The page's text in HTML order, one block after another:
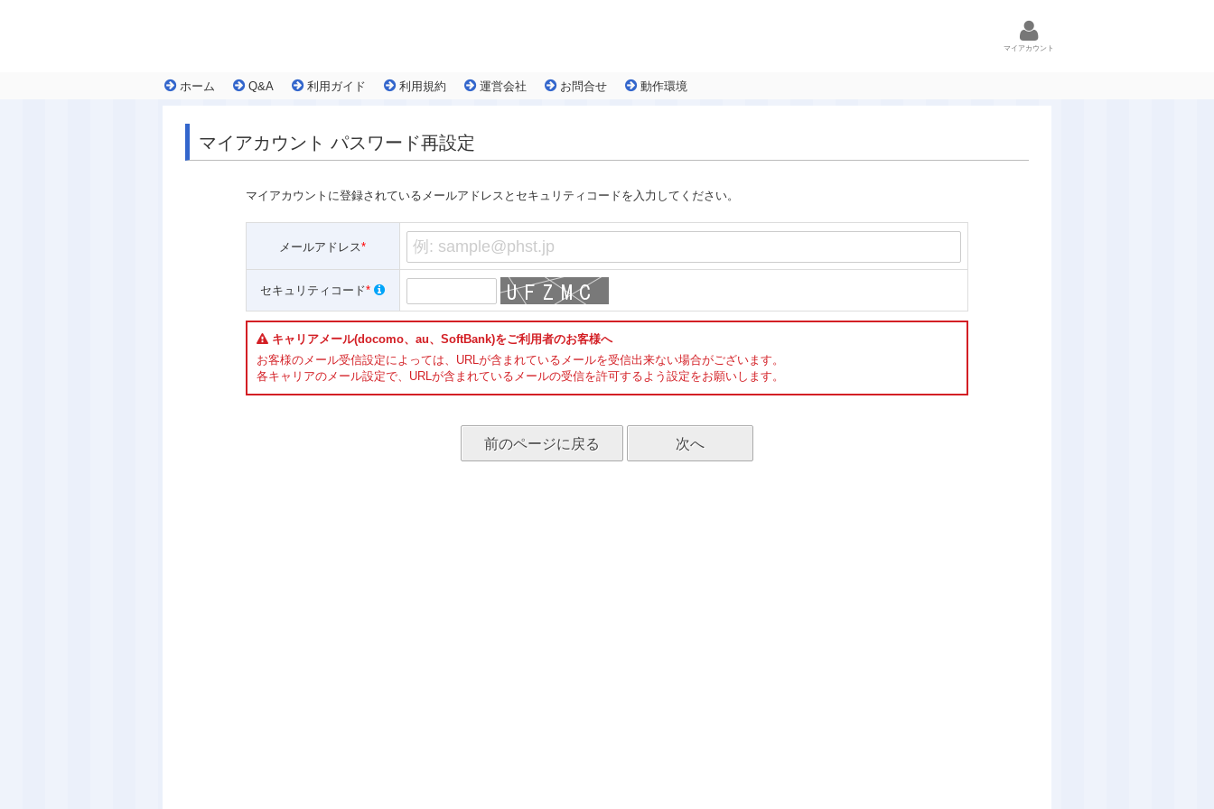
マイアカウント
ホーム Q&A 利用ガイド 利用規約 運営会社 お問合せ 動作環境
マイアカウント パスワード再設定
マイアカウントに登録されているメールアドレスとセキュリティコードを入力してください。
メールアドレス*
セキュリティコード*
キャリアメール(docomo、au、SoftBank)をご利用者のお客様へ
お客様のメール受信設定によっては、URLが含まれているメールを受信出来ない場合がございます。
各キャリアのメール設定で、URLが含まれているメールの受信を許可するよう設定をお願いします。